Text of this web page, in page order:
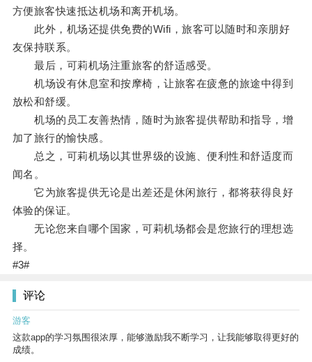
方便旅客快速抵达机场和离开机场。
此外，机场还提供免费的Wifi，旅客可以随时和亲朋好
友保持联系。
最后，可莉机场注重旅客的舒适感受。
机场设有休息室和按摩椅，让旅客在疲惫的旅途中得到
放松和舒缓。
机场的员工友善热情，随时为旅客提供帮助和指导，增
加了旅行的愉快感。
总之，可莉机场以其世界级的设施、便利性和舒适度而
闻名。
它为旅客提供无论是出差还是休闲旅行，都将获得良好
体验的保证。
无论您来自哪个国家，可莉机场都会是您旅行的理想选
择。
#3#
评论
游客
这款app的学习氛围很浓厚，能够激励我不断学习，让我能够取得更好的
成绩。